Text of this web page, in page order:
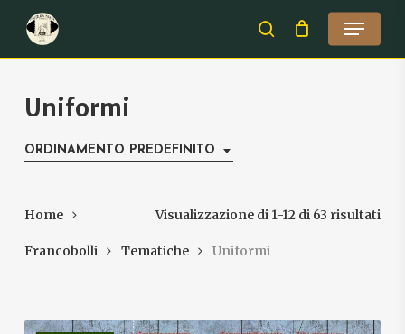
main
search
Menu
Uniformi
ORDINAMENTO PREDEFINITO
Visualizzazione di 1-12 di 63 risultati
Home
Francobolli Tematiche Uniformi
Close